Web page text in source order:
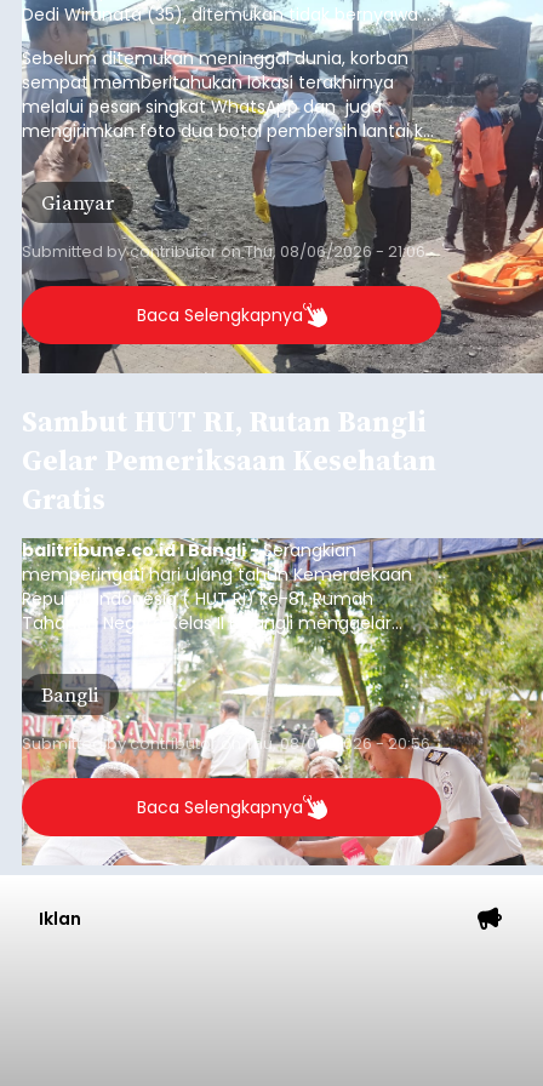
Dedi Wiranata (35), ditemukan tidak bernyawa di
pesisir Pantai Purnama, Sukawati.
Sebelum ditemukan meninggal dunia, korban
sempat memberitahukan lokasi terakhirnya
melalui pesan singkat WhatsApp dan juga
mengirimkan foto dua botol pembersih lantai ke
istrinya.
Gianyar
Submitted bycontributoronThu, 08/06/2026 - 21:06
Baca Selengkapnya
Sambut HUT RI, Rutan Bangli
Gelar Pemeriksaan Kesehatan
Gratis
balitribune.co.id I Bangli -Serangkian
memperingati hari ulang tahun Kemerdekaan
Republik Indonesia ( HUT RI) ke-81, Rumah
Tahanan Negara Kelas II B Bangli menggelar
kegiatan pemeriksaan kesehatan gratis, Rabu
(6/8/2026).
Bangli
Submitted bycontributor Thu, 08/06/2026 - 20:56
Baca Selengkapnya
Iklan